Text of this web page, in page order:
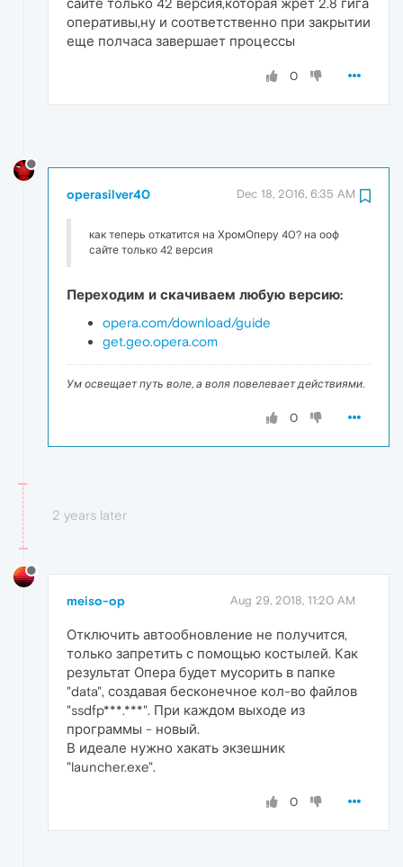
сайте только 42 версия,которая жрет 2.8 гига
оперативы,ну и соответственно при закрытии
еще полчаса завершает процессы
0
operasilver40 Dec 18, 2016, 6:35 AM
как теперь откатится на ХромОперу 40? на ооф
сайте только 42 версия
Переходим и скачиваем любую версию:
opera.com/download/guide
get.geo.opera.com
Ум освещает путь воле, а воля повелевает действиями.
0
2 years later
meiso-op Aug 29, 2018, 11:20 AM
Отключить автообновление не получится,
только запретить с помощью костылей. Как
результат Опера будет мусорить в папке
"data", создавая бесконечное кол-во файлов
"ssdfp***.***". При каждом выходе из
программы - новый.
В идеале нужно хакать экзешник
"launcher.exe".
0